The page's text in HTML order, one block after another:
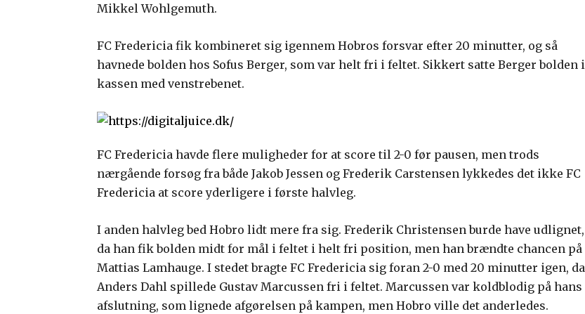
Mikkel Wohlgemuth.
FC Fredericia fik kombineret sig igennem Hobros forsvar efter 20 minutter, og så
havnede bolden hos Sofus Berger, som var helt fri i feltet. Sikkert satte Berger bolden i
kassen med venstrebenet.
FC Fredericia havde flere muligheder for at score til 2-0 før pausen, men trods
nærgående forsøg fra både Jakob Jessen og Frederik Carstensen lykkedes det ikke FC
Fredericia at score yderligere i første halvleg.
I anden halvleg bed Hobro lidt mere fra sig. Frederik Christensen burde have udlignet,
da han fik bolden midt for mål i feltet i helt fri position, men han brændte chancen på
Mattias Lamhauge. I stedet bragte FC Fredericia sig foran 2-0 med 20 minutter igen, da
Anders Dahl spillede Gustav Marcussen fri i feltet. Marcussen var koldblodig på hans
afslutning, som lignede afgørelsen på kampen, men Hobro ville det anderledes.